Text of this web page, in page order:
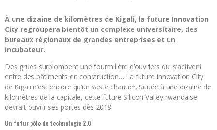
À une dizaine de kilomètres de Kigali, la future Innovation
City regroupera bientôt un complexe universitaire, des
bureaux régionaux de grandes entreprises et un
incubateur.
Des grues surplombent une fourmilière d’ouvriers qui s’activent
entre des bâtiments en construction… La future Innovation City
de Kigali n’est encore qu’un vaste chantier. Située à une dizaine de
kilomètres de la capitale, cette future Silicon Valley rwandaise
devrait ouvrir ses portes dès 2018.
Un futur pôle de technologie 2.0